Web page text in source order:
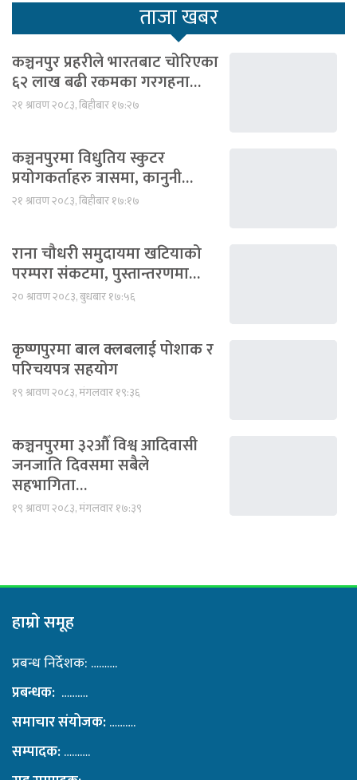
ताजा खबर
कञ्चनपुर प्रहरीले भारतबाट चोरिएका
६२ लाख बढी रकमका गरगहना…
२१ श्रावण २०८३, बिहीबार १७:२७
कञ्चनपुरमा विधुतिय स्कुटर
प्रयोगकर्ताहरु त्रासमा, कानुनी…
२१ श्रावण २०८३, बिहीबार १७:१७
राना चौधरी समुदायमा खटियाको
परम्परा संकटमा, पुस्तान्तरणमा…
२० श्रावण २०८३, बुधबार १७:५६
कृष्णपुरमा बाल क्लबलाई पोशाक र
परिचयपत्र सहयोग
१९ श्रावण २०८३, मंगलवार १९:३६
कञ्चनपुरमा ३२औँ विश्व आदिवासी
जनजाति दिवसमा सबैले
सहभागिता…
१९ श्रावण २०८३, मंगलवार १७:३९
हाम्राे समूह
प्रबन्ध निर्देशक: ……….
प्रबन्धक: ……….
समाचार संयोजक:……….
सम्पादक:……….